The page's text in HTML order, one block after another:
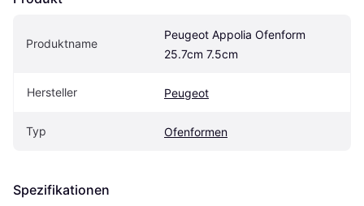
Produktname
Peugeot Appolia Ofenform
25.7cm 7.5cm
Hersteller Peugeot
Typ Ofenformen
Spezifikationen